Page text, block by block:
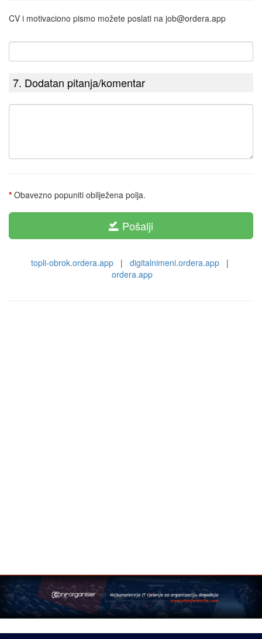
CV i motivaciono pismo možete poslati na job@ordera.app
7. Dodatan pitanja/komentar
* Obavezno popuniti obilježena polja.
Pošalji
topli-obrok.ordera.app | digitalnimeni.ordera.app |
ordera.app